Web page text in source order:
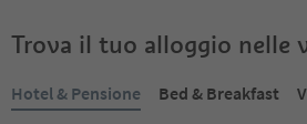
Trova il tuo alloggio nelle
Hotel & Pensione Bed & Breakfast